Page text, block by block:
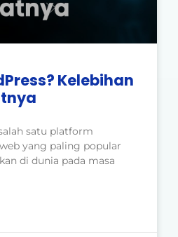
Kelebihan
satu platform
yang paling popular
di dunia pada masa